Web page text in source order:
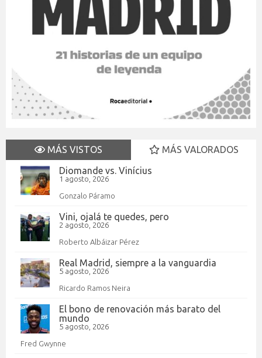
MÁS VISTOS
MÁS VALORADOS
Diomande vs. Vinícius
1 agosto, 2026
Gonzalo Páramo
Vini, ojalá te quedes, pero
2 agosto, 2026
Roberto Albáizar Pérez
Real Madrid, siempre a la vanguardia
5 agosto, 2026
Ricardo Ramos Neira
El bono de renovación más barato del
mundo
5 agosto, 2026
Fred Gwynne